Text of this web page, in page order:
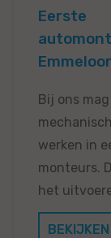
Eerste
Bij ons
werken in
monteurs.
het
BEKIJKEN